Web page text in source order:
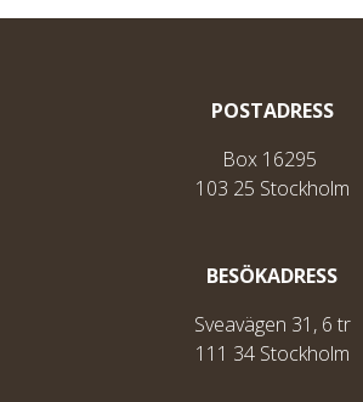
POSTADRESS
Box 16295
103 25 Stockholm
BESÖKADRESS
Sveavägen 31, 6 tr
111 34 Stockholm